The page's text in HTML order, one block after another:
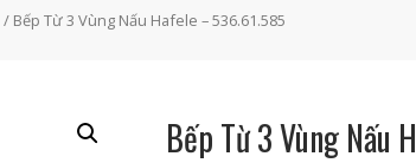
/ Bếp Từ 3 Vùng Nấu Hafele – 536.61.585
Bếp Từ 3 Vùng Nấu